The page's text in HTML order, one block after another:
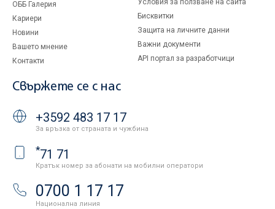
ОББ Галерия
Кариери
Новини
Вашето мнение
Контакти
Условия за ползване на сайта
Бисквитки
Защита на личните данни
Важни документи
API портал за разработчици
Свържете се с нас
+3592 483 17 17
За връзка от страната и чужбина
*71 71
Кратък номер за абонати на мобилни оператори
0700 1 17 17
Национална линия